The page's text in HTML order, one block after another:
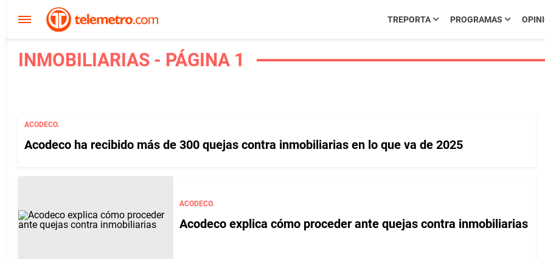
TREPORTA PROGRAMAS
INMOBILIARIAS - PÁGINA 1
ACODECO.
Acodeco ha recibido más de 300 quejas contra inmobiliarias en lo que va de 2025
ACODECO.
Acodeco explica cómo proceder ante quejas contra inmobiliarias